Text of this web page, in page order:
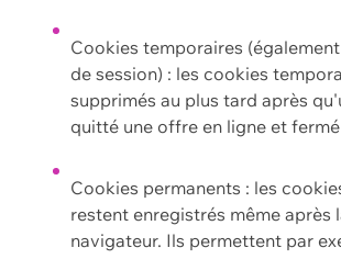
Cookies temporaires
de session) : les cookies
supprimés au plus tard après
quitté une offre en ligne et
Cookies permanents : les
restent enregistrés même après
navigateur. Ils permettent par